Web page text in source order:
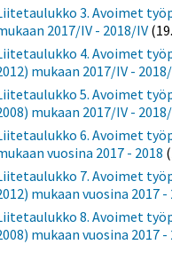
3. Avoimet
2017/IV - 2018/IV
4. Avoimet
mukaan 2017/IV -
5. Avoimet
mukaan 2017/IV -
6. Avoimet
vuosina 2017 - 2018
7. Avoimet
mukaan vuosina 2017 -
8. Avoimet
mukaan vuosina 2017 -